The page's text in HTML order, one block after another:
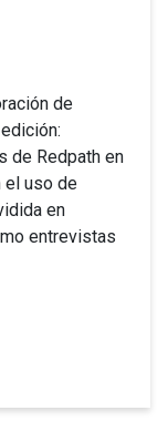
de
de Redpath en
el uso de
en
entrevistas
– “ADVANCE”